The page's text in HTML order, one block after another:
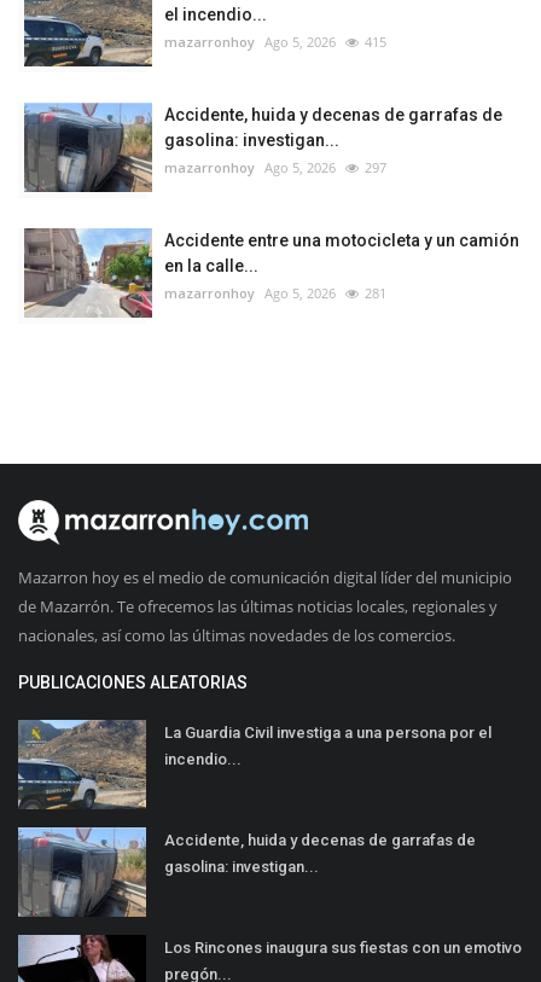
el incendio...
mazarronhoy Ago 5, 2026 415
Accidente, huida y decenas de garrafas de
gasolina: investigan...
mazarronhoy Ago 5, 2026 297
Accidente entre una motocicleta y un camión
en la calle...
mazarronhoy Ago 5, 2026 281
Mazarron hoy es el medio de comunicación digital líder del municipio
de Mazarrón. Te ofrecemos las últimas noticias locales, regionales y
nacionales, así como las últimas novedades de los comercios.
PUBLICACIONES ALEATORIAS
La Guardia Civil investiga a una persona por el
incendio...
Accidente, huida y decenas de garrafas de
gasolina: investigan...
Los Rincones inaugura sus fiestas con un emotivo
pregón...